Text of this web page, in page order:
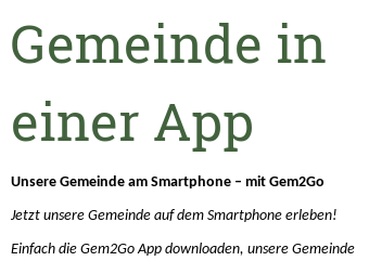
Gemeinde in
einer App
Unsere Gemeinde am Smartphone – mit Gem2Go
Jetzt unsere Gemeinde auf dem Smartphone erleben!
Einfach die Gem2Go App downloaden, unsere Gemeinde